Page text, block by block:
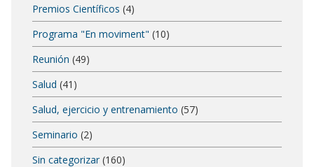
Premios Científicos (4)
Programa "En moviment" (10)
Reunión (49)
Salud (41)
Salud, ejercicio y entrenamiento (57)
Seminario (2)
Sin categorizar (160)